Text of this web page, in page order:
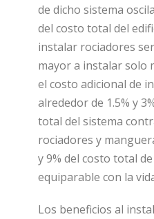
de dicho sistema
del costo total del
instalar rociadores
mayor a instalar solo
el costo adicional de
alrededor de 1.5% y
total del sistema
rociadores y
y 9% del costo total
equiparable con la
Los beneficios al